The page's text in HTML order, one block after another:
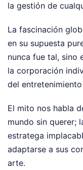
la gestión de
La fascinación
en su supuesta
nunca fue tal, sino
la corporación
del
El mito nos habla
mundo sin querer;
estratega
adaptarse a sus
arte.